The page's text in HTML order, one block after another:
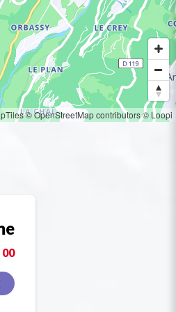
© OpenStreetMap contributors© Loopi
00